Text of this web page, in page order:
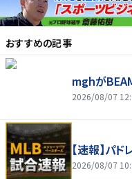
おすすめの記事
mghが
2026/08/07
【速報】パ
2026/08/07